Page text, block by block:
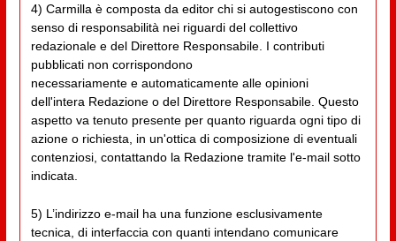
4) Carmilla è composta da editor chi si autogestiscono con
senso di responsabilità nei riguardi del collettivo
redazionale e del Direttore Responsabile. I contributi
pubblicati non corrispondono
necessariamente e automaticamente alle opinioni
dell'intera Redazione o del Direttore Responsabile. Questo
aspetto va tenuto presente per quanto riguarda ogni tipo di
azione o richiesta, in un'ottica di composizione di eventuali
contenziosi, contattando la Redazione tramite l'e-mail sotto
indicata.
5) L’indirizzo e-mail ha una funzione esclusivamente
tecnica, di interfaccia con quanti intendano comunicare